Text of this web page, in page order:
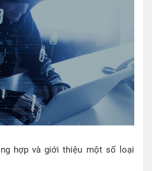
hợp và giới thiệu một số loại